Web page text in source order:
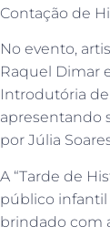
Contação de
No evento,
Raquel Dimar
Introdutória
apresentando
por Júlia
A “Tarde de
público infantil
brindado com